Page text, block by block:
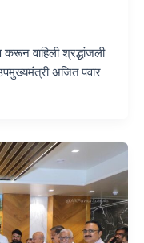
करून वाहिली श्रद्धांजली
अजित पवार